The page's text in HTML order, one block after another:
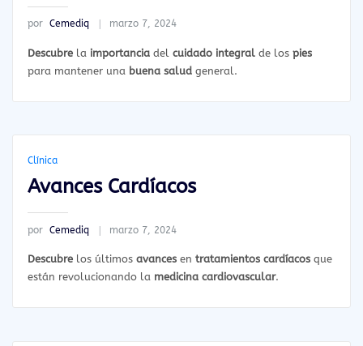
por Cemediq marzo 7, 2024
Descubrela importanciadel cuidado integralde los pies
para mantener una buena saludgeneral.
Clínica
Avances Cardíacos
por Cemediq marzo 7, 2024
Descubrelos últimos avancesen tratamientos cardíacosque
están revolucionando la medicina cardiovascular.